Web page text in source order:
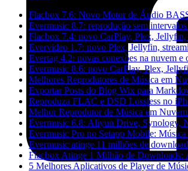
Flacbox 7.6: Novo Motor de Áudio
Evermusic 8.7: reprodução sem
Flacbox 7.4: novo CarPlay, Plex,
Evervideo 1.7: novo Plex, Jellyfin,
Evertag 4.2: novas conexões na nuvem e
Evermusic 8.6: novo CarPlay, Plex,
Melhores Reprodutores de Música em
Exportar Posts do Blog Wix para
Reproduza FLAC e DSD Lossless no
Melhor Reprodutor de Música em
Evermusic 6.8: Aliyun Drive, Synology,
Evermusic Pro no Setapp Mobile:
Evermusic atinge 11 milhões de
Flacbox Atinge 1 Milhão de Downloads:
5 Melhores Aplicativos de Player de